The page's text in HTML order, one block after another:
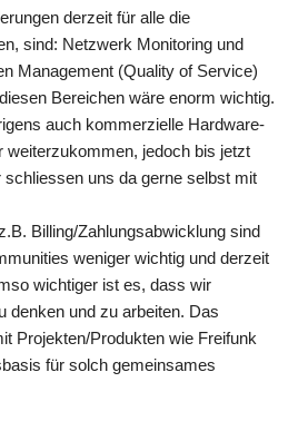
derzeit für alle die
sind: Netzwerk Monitoring und
Management (Quality of Service)
Bereichen wäre enorm wichtig.
auch kommerzielle Hardware-
weiterzukommen, jedoch bis jetzt
uns da gerne selbst mit
Billing/Zahlungsabwicklung sind
weniger wichtig und derzeit
wichtiger ist es, dass wir
denken und zu arbeiten. Das
Projekten/Produkten wie Freifunk
für solch gemeinsames